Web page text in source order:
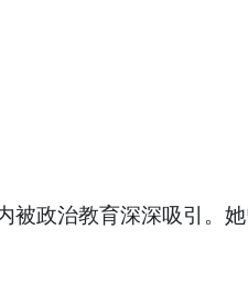
政治教育深深吸引。